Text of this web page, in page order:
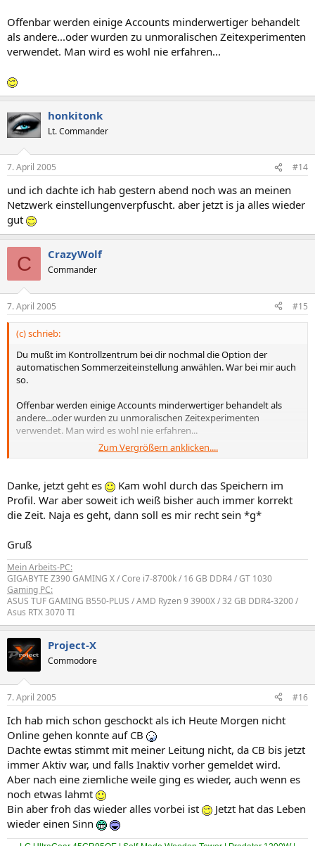
Offenbar werden einige Accounts minderwertiger behandelt
als andere...oder wurden zu unmoralischen Zeitexperimenten
verwendet. Man wird es wohl nie erfahren...
honkitonk
Lt. Commander
7. April 2005 #14
und ich dachte ich hab gestern abend noch was an meinen
Netzwerk einstellungenverpfuscht. aber jetzt is ja alles wieder
gut
C CrazyWolf
Commander
7. April 2005 #15
(c) schrieb:
Du mußt im Kontrollzentrum bei dir nochmal die Option der
automatischen Sommerzeiteinstellung anwählen. War bei mir auch
so.
Offenbar werden einige Accounts minderwertiger behandelt als
andere...oder wurden zu unmoralischen Zeitexperimenten
verwendet. Man wird es wohl nie erfahren...
Zum Vergrößern anklicken....
Danke, jetzt geht es
Kam wohl durch das Speichern im
Profil. War aber soweit ich weiß bisher auch immer korrekt
die Zeit. Naja es geht, dann soll es mir recht sein *g*
Gruß
Mein Arbeits-PC:
GIGABYTE Z390 GAMING X / Core i7-8700k / 16 GB DDR4 / GT 1030
Gaming PC:
ASUS TUF GAMING B550-PLUS / AMD Ryzen 9 3900X / 32 GB DDR4-3200 /
Asus RTX 3070 TI
Project-X
Commodore
7. April 2005 #16
Ich hab mich schon geschockt als ich Heute Morgen nicht
Online gehen konnte auf CB
Dachte ewtas stimmt mit meiner Leitung nicht, da CB bis jetzt
immer Aktiv war, und falls Inaktiv vorher gemeldet wird.
Aber nach eine ziemliche weile ging es wieder, auch wenn es
noch etwas lahmt
Bin aber froh das wieder alles vorbei ist
Jetzt hat das Leben
wieder einen Sinn